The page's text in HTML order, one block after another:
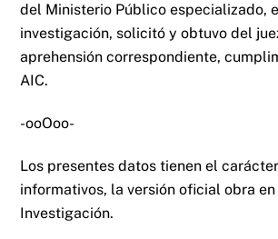
del Ministerio Público especializado,
investigación, solicitó y obtuvo del
aprehensión correspondiente,
AIC.
-ooOoo-
Los presentes datos tienen el
informativos, la versión oficial obra
Investigación.